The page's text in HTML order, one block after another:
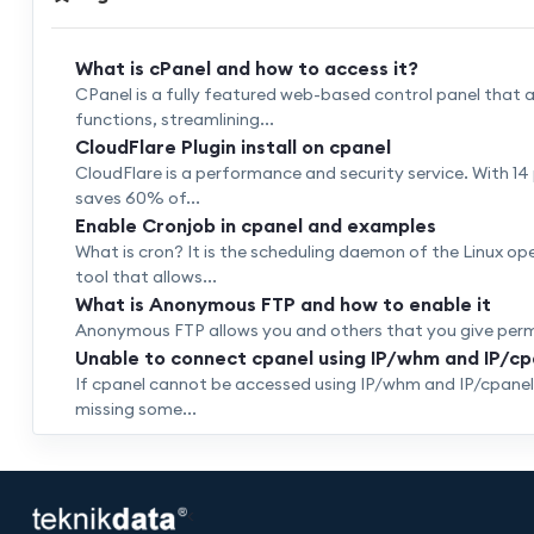
What is cPanel and how to access it?
CPanel is a fully featured web-based control panel that
functions, streamlining...
CloudFlare Plugin install on cpanel
CloudFlare is a performance and security service. With
saves 60% of...
Enable Cronjob in cpanel and examples
What is cron? It is the scheduling daemon of the Linux
tool that allows...
What is Anonymous FTP and how to enable it
Anonymous FTP allows you and others that you give
Unable to connect cpanel using IP/whm and IP/
If cpanel cannot be accessed using IP/whm and IP/
missing some...
<